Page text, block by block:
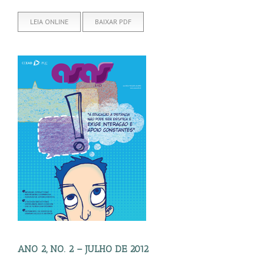
LEIA ONLINE BAIXAR PDF
ANO 2, NO. 2 – JULHO DE 2012